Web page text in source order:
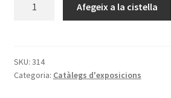
catalana,
del
Afegeix a la cistella
SKU: 314
Categoria: Catàlegs d'exposicions